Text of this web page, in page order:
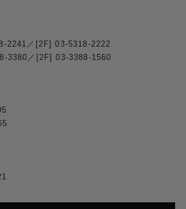
／[2F] 03-5318-2222
3380／[2F] 03-3388-1560